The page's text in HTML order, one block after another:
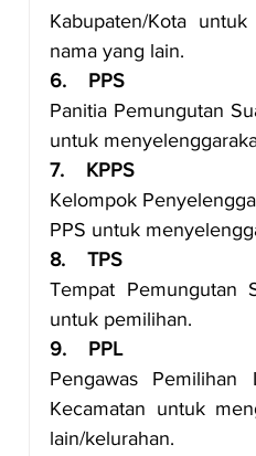
Kabupaten/Kota
nama yang lain.
6.    PPS
Panitia Pemungutan
untuk
7.    KPPS
Kelompok
PPS untuk
8.    TPS
Tempat Pemungutan
untuk pemilihan.
9.    PPL
Pengawas
Kecamatan untuk
lain/kelurahan.